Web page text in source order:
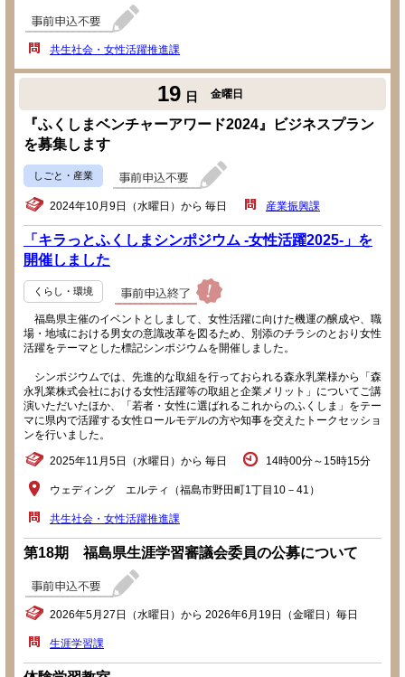
共生社会・女性活躍推進課
19 日 金曜日
『ふくしまベンチャーアワード2024』ビジネスプラン
を募集します
しごと・産業
2024年10月9日（水曜日）から 毎日 産業振興課
「キラっとふくしまシンポジウム -女性活躍2025-」を
開催しました
くらし・環境
福島県主催のイベントとしまして、女性活躍に向けた機運の醸成や、職
場・地域における男女の意識改革を図るため、別添のチラシのとおり女性
活躍をテーマとした標記シンポジウムを開催しました。
シンポジウムでは、先進的な取組を行っておられる森永乳業様から「森
永乳業株式会社における女性活躍等の取組と企業メリット」についてご講
演いただいたほか、「若者・女性に選ばれるこれからのふくしま」をテー
マに県内で活躍する女性ロールモデルの方や知事を交えたトークセッショ
ンを行いました。
2025年11月5日（水曜日）から 毎日 14時00分～15時15分
ウェディング エルティ（福島市野田町1丁目10－41）
共生社会・女性活躍推進課
第18期 福島県生涯学習審議会委員の公募について
2026年5月27日（水曜日）から 2026年6月19日（金曜日）毎日
生涯学習課